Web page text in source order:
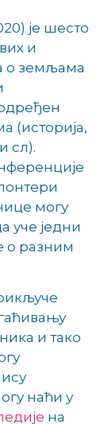
је шесто
и
о земљама
(историја,
сл).
могу
уче једни
о разним
и тако
наћи у
на